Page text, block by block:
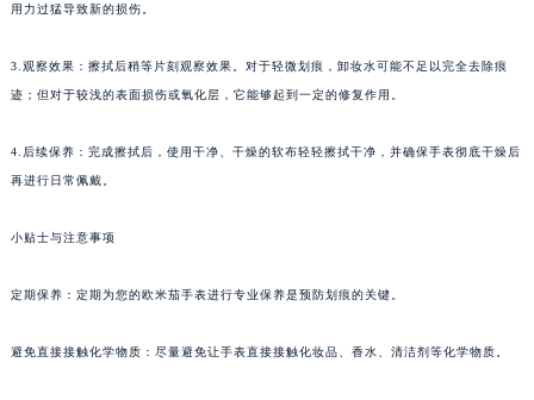
用力过猛导致新的损伤。
3.观察效果：擦拭后稍等片刻观察效果。对于轻微划痕，卸妆水可能不足以完全去除痕
迹；但对于较浅的表面损伤或氧化层，它能够起到一定的修复作用。
4.后续保养：完成擦拭后，使用干净、干燥的软布轻轻擦拭干净，并确保手表彻底干燥后
再进行日常佩戴。
小贴士与注意事项
定期保养：定期为您的欧米茄手表进行专业保养是预防划痕的关键。
避免直接接触化学物质：尽量避免让手表直接接触化妆品、香水、清洁剂等化学物质。